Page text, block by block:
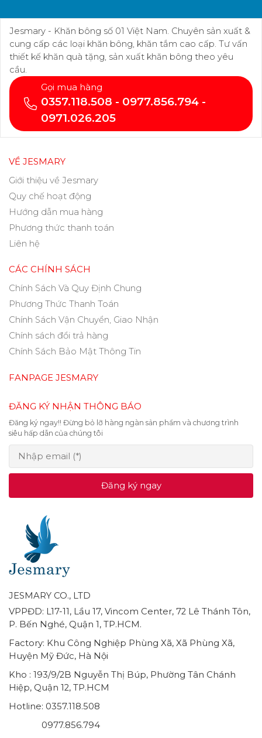
Jesmary - Khăn bông số 01 Việt Nam. Chuyên sản xuất &
cung cấp các loại khăn bông, khăn tắm cao cấp. Tư vấn
thiết kế khăn quà tặng, sản xuất khăn bông theo yêu
cầu.
Gọi mua hàng
0357.118.508 - 0977.856.794 -
0971.026.205
VỀ JESMARY
Giới thiệu về Jesmary
Quy chế hoạt động
Hướng dẫn mua hàng
Phương thức thanh toán
Liên hệ
CÁC CHÍNH SÁCH
Chính Sách Và Quy Định Chung
Phương Thức Thanh Toán
Chính Sách Vận Chuyển, Giao Nhận
Chính sách đổi trả hàng
Chính Sách Bảo Mật Thông Tin
FANPAGE JESMARY
ĐĂNG KÝ NHẬN THÔNG BÁO
Đăng ký ngay!! Đừng bỏ lỡ hàng ngàn sản phẩm và chương trình
siêu hấp dẫn của chúng tôi
Đăng ký ngay
JESMARY CO., LTD
VPPĐD: L17-11, Lầu 17, Vincom Center, 72 Lê Thánh Tôn,
P. Bến Nghé, Quận 1, TP.HCM.
Factory: Khu Công Nghiệp Phùng Xã, Xã Phùng Xã,
Huyện Mỹ Đức, Hà Nội
Kho : 193/9/2B Nguyễn Thị Búp, Phường Tân Chánh
Hiệp, Quận 12, TP.HCM
Hotline: 0357.118.508
0977.856.794